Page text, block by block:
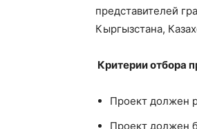
представителей
Кыргызстана,
Критерии отбора
Проект должен
Проект должен